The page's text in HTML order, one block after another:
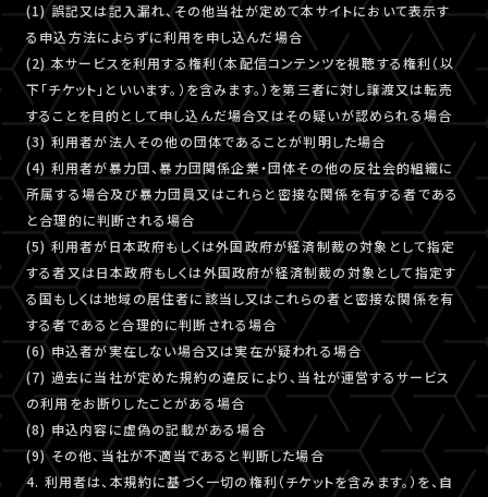
(1) 誤記又は記入漏れ、その他当社が定めて本サイトにおいて表示す
る申込方法によらずに利用を申し込んだ場合
(2) 本サービスを利用する権利（本配信コンテンツを視聴する権利（以
下「チケット」といいます。）を含みます。）を第三者に対し譲渡又は転売
することを目的として申し込んだ場合又はその疑いが認められる場合
(3) 利用者が法人その他の団体であることが判明した場合
(4) 利用者が暴力団、暴力団関係企業・団体その他の反社会的組織に
所属する場合及び暴力団員又はこれらと密接な関係を有する者である
と合理的に判断される場合
(5) 利用者が日本政府もしくは外国政府が経済制裁の対象として指定
する者又は日本政府もしくは外国政府が経済制裁の対象として指定す
る国もしくは地域の居住者に該当し又はこれらの者と密接な関係を有
する者であると合理的に判断される場合
(6) 申込者が実在しない場合又は実在が疑われる場合
(7) 過去に当社が定めた規約の違反により、当社が運営するサービス
の利用をお断りしたことがある場合
(8) 申込内容に虚偽の記載がある場合
(9) その他、当社が不適当であると判断した場合
4. 利用者は、本規約に基づく一切の権利（チケットを含みます。）を、自